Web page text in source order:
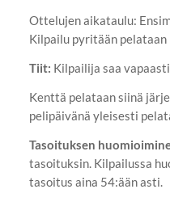
Ottelujen aikataulu:
Kilpailu pyritään pelataan
Tiit: Kilpailija saa
Kenttä pelataan siinä
pelipäivänä yleisesti
Tasoituksen
tasoituksin. Kilpailussa
tasoitus aina 54:ään asti.